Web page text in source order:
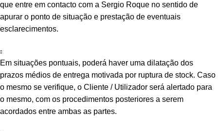
que entre em contacto com a Sergio Roque no sentido de
apurar o ponto de situação e prestação de eventuais
esclarecimentos.
Em situações pontuais, poderá haver uma dilatação dos
prazos médios de entrega motivada por ruptura de stock. Caso
o mesmo se verifique, o Cliente / Utilizador será alertado para
o mesmo, com os procedimentos posteriores a serem
acordados entre ambas as partes.